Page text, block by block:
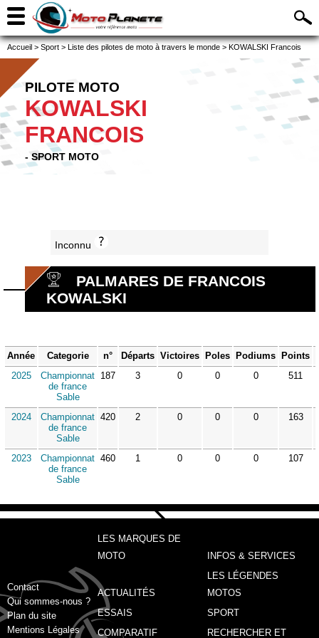
Accueil > Sport > Liste des pilotes de moto à travers le monde > KOWALSKI Francois
PILOTE MOTO
KOWALSKI
FRANCOIS
- SPORT MOTO
Inconnu
PALMARES DE FRANCOIS
KOWALSKI
Année Categorie n° Départs Victoires Poles Podiums Points
2025
Championnat
de france
Sable
187 3 0 0 0 511
2024
Championnat
de france
Sable
420 2 0 0 0 163
2023
Championnat
de france
Sable
460 1 0 0 0 107
Contact
Qui sommes-nous ?
Plan du site
Mentions Légales
LES MARQUES DE
MOTO
INFOS & SERVICES
ACTUALITÉS
LES LÉGENDES
MOTOS
ESSAIS
SPORT
COMPARATIF
RECHERCHER ET